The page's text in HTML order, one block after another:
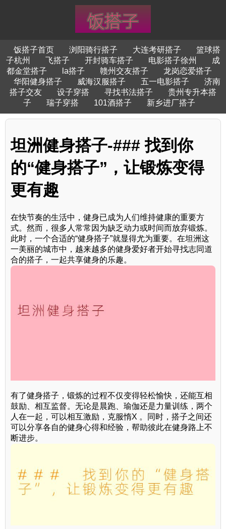
饭搭子首页 浏阳骑行搭子 大连考研搭子
篮球搭
子杭州
飞搭子 开封骑车搭子 电影搭子徐州
成
都金堂搭子
la搭子 赣州交友搭子
龙岗恋爱搭子
华阳健身搭子
威海汉服搭子 五一电影搭子
济南
搭子交友
设子穿搭 寻找书法搭子
贵州专升本搭
子
瑞子穿搭 101酒搭子 新乡进厂搭子
坦洲健身搭子-### 找到你
的“健身搭子”，让锻炼变得
更有趣
在快节奏的生活中，健身已成为人们维持健康的重要方
式。然而，很多人常常因为缺乏动力或时间而放弃锻炼。
此时，一个合适的“健身搭子”就显得尤为重要。在坦洲这
一美丽的城市中，越来越多的健身爱好者开始寻找志同道
合的搭子，一起共享健身的乐趣。
有了健身搭子，锻炼的过程不仅变得轻松愉快，还能互相
鼓励、相互监督。无论是晨跑、瑜伽还是力量训练，两个
人在一起，可以相互激励，克服惰X 。同时，搭子之间还
可以分享各自的健身心得和经验，帮助彼此在健身路上不
断进步。